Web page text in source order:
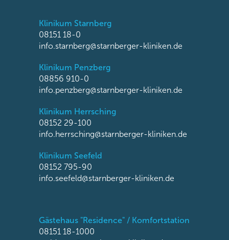
Klinikum Starnberg
08151 18-0
info.starnberg@starnberger-kliniken.de
Klinikum Penzberg
08856 910-0
info.penzberg@starnberger-kliniken.de
Klinikum Herrsching
08152 29-100
info.herrsching@starnberger-kliniken.de
Klinikum Seefeld
08152 795-90
info.seefeld@starnberger-kliniken.de
Gästehaus "Residence" / Komfortstation
08151 18-1000